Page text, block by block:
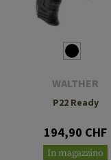
WALTHER
P22 Ready
194,90 CHF
In magazzino